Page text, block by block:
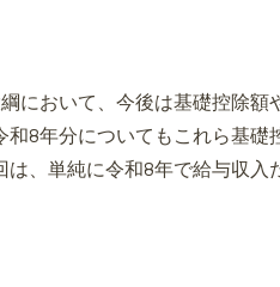
において、今後は基礎控除
和8年分についてもこれら基
は、単純に令和8年で給与収